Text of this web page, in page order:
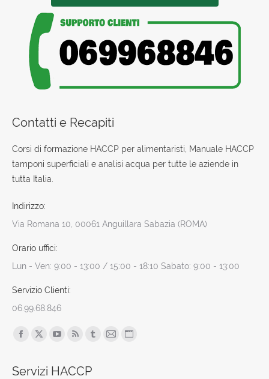
Contatti e Recapiti
Corsi di formazione HACCP per alimentaristi, Manuale HACCP
tamponi superficiali e analisi acqua per tutte le aziende in
tutta Italia.
Indirizzo:
Via Romana 10, 00061 Anguillara Sabazia (ROMA)
Orario uffici:
Lun - Ven: 9:00 - 13:00 / 15:00 - 18:10 Sabato: 9:00 - 13:00
Servizio Clienti:
06.99.68.846
Find us on:
Facebook
opens
X
opensopensopens
TumblrMailSito
Servizi HACCP